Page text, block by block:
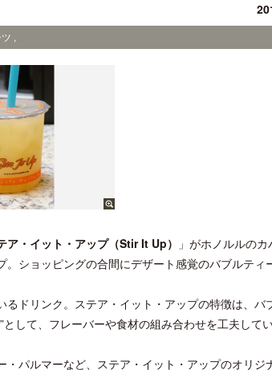
,
ア・イット・アップ（Stir It Up）
」がホノルルの
ショッピングの合間にデザート感覚のバブルティ
ドリンク。ステア・イット・アップの特徴は、バ
して、フレーバーや食材の組み合わせを工夫してい
パルマーなど、ステア・イット・アップのオリジ